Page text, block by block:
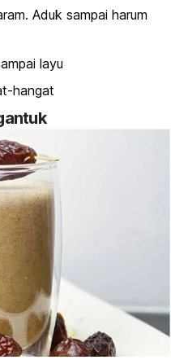
Aduk sampai harum
layu
hangat